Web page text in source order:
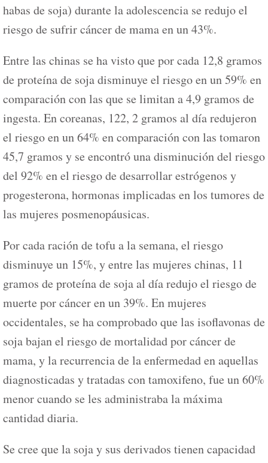
habas de soja) durante la adolescencia se redujo el
riesgo de sufrir cáncer de mama en un 43%.
Entre las chinas se ha visto que por cada 12,8 gramos
de proteína de soja disminuye el riesgo en un 59% en
comparación con las que se limitan a 4,9 gramos de
ingesta. En coreanas, 122, 2 gramos al día redujeron
el riesgo en un 64% en comparación con las tomaron
45,7 gramos y se encontró una disminución del riesgo
del 92% en el riesgo de desarrollar estrógenos y
progesterona, hormonas implicadas en los tumores de
las mujeres posmenopáusicas.
Por cada ración de tofu a la semana, el riesgo
disminuye un 15%, y entre las mujeres chinas, 11
gramos de proteína de soja al día redujo el riesgo de
muerte por cáncer en un 39%. En mujeres
occidentales, se ha comprobado que las isoflavonas de
soja bajan el riesgo de mortalidad por cáncer de
mama, y la recurrencia de la enfermedad en aquellas
diagnosticadas y tratadas con tamoxifeno, fue un 60%
menor cuando se les administraba la máxima
cantidad diaria.
Se cree que la soja y sus derivados tienen capacidad